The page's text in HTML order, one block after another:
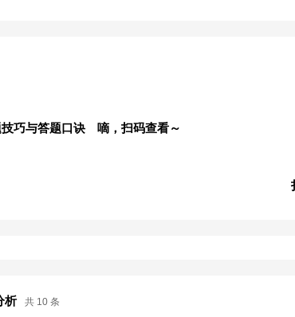
巧与答题口诀 嘀，扫码查看～
析 共 10 条